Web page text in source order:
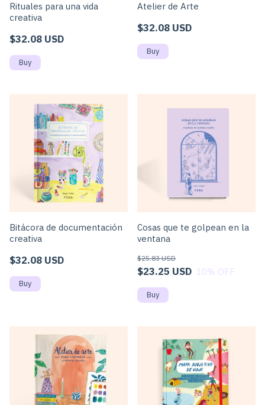
Rituales para una vida
creativa
$32.08 USD
Atelier de Arte
$32.08 USD
Bitácora de documentación
creativa
$32.08 USD
Cosas que te golpean en la
ventana
$23.25 USD
$25.83 USD
10% OFF